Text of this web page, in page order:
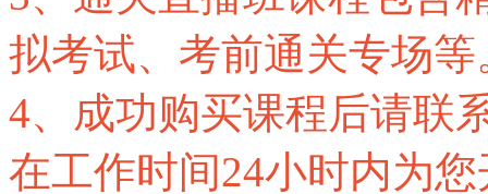
拟考试、考前通关专场等
4、成功购买课程后请联
在工作时间24小时内为